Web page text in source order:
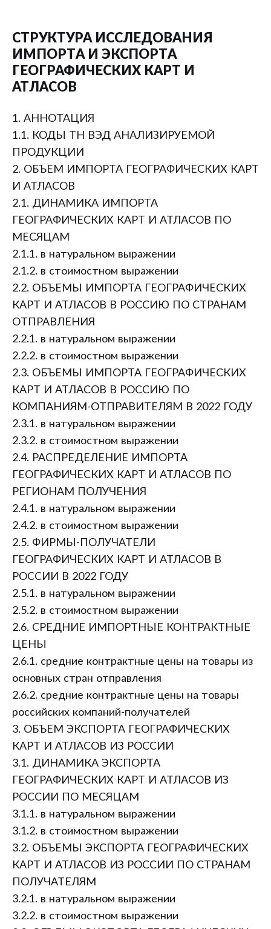
СТРУКТУРА ИССЛЕДОВАНИЯ
ИМПОРТА И ЭКСПОРТА
ГЕОГРАФИЧЕСКИХ КАРТ И
АТЛАСОВ
1. АННОТАЦИЯ
1.1. КОДЫ ТН ВЭД АНАЛИЗИРУЕМОЙ
ПРОДУКЦИИ
2. ОБЪЕМ ИМПОРТА ГЕОГРАФИЧЕСКИХ КАРТ
И АТЛАСОВ
2.1. ДИНАМИКА ИМПОРТА
ГЕОГРАФИЧЕСКИХ КАРТ И АТЛАСОВ ПО
МЕСЯЦАМ
2.1.1. в натуральном выражении
2.1.2. в стоимостном выражении
2.2. ОБЪЕМЫ ИМПОРТА ГЕОГРАФИЧЕСКИХ
КАРТ И АТЛАСОВ В РОССИЮ ПО СТРАНАМ
ОТПРАВЛЕНИЯ
2.2.1. в натуральном выражении
2.2.2. в стоимостном выражении
2.3. ОБЪЕМЫ ИМПОРТА ГЕОГРАФИЧЕСКИХ
КАРТ И АТЛАСОВ В РОССИЮ ПО
КОМПАНИЯМ-ОТПРАВИТЕЛЯМ В 2022 ГОДУ
2.3.1. в натуральном выражении
2.3.2. в стоимостном выражении
2.4. РАСПРЕДЕЛЕНИЕ ИМПОРТА
ГЕОГРАФИЧЕСКИХ КАРТ И АТЛАСОВ ПО
РЕГИОНАМ ПОЛУЧЕНИЯ
2.4.1. в натуральном выражении
2.4.2. в стоимостном выражении
2.5. ФИРМЫ-ПОЛУЧАТЕЛИ
ГЕОГРАФИЧЕСКИХ КАРТ И АТЛАСОВ В
РОССИИ В 2022 ГОДУ
2.5.1. в натуральном выражении
2.5.2. в стоимостном выражении
2.6. СРЕДНИЕ ИМПОРТНЫЕ КОНТРАКТНЫЕ
ЦЕНЫ
2.6.1. средние контрактные цены на товары из
основных стран отправления
2.6.2. средние контрактные цены на товары
российских компаний-получателей
3. ОБЪЕМ ЭКСПОРТА ГЕОГРАФИЧЕСКИХ
КАРТ И АТЛАСОВ ИЗ РОССИИ
3.1. ДИНАМИКА ЭКСПОРТА
ГЕОГРАФИЧЕСКИХ КАРТ И АТЛАСОВ ИЗ
РОССИИ ПО МЕСЯЦАМ
3.1.1. в натуральном выражении
3.1.2. в стоимостном выражении
3.2. ОБЪЕМЫ ЭКСПОРТА ГЕОГРАФИЧЕСКИХ
КАРТ И АТЛАСОВ ИЗ РОССИИ ПО СТРАНАМ
ПОЛУЧАТЕЛЯМ
3.2.1. в натуральном выражении
3.2.2. в стоимостном выражении